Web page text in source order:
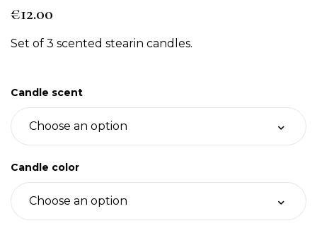
€12.00
Set of 3 scented stearin candles.
Candle scent
Candle color